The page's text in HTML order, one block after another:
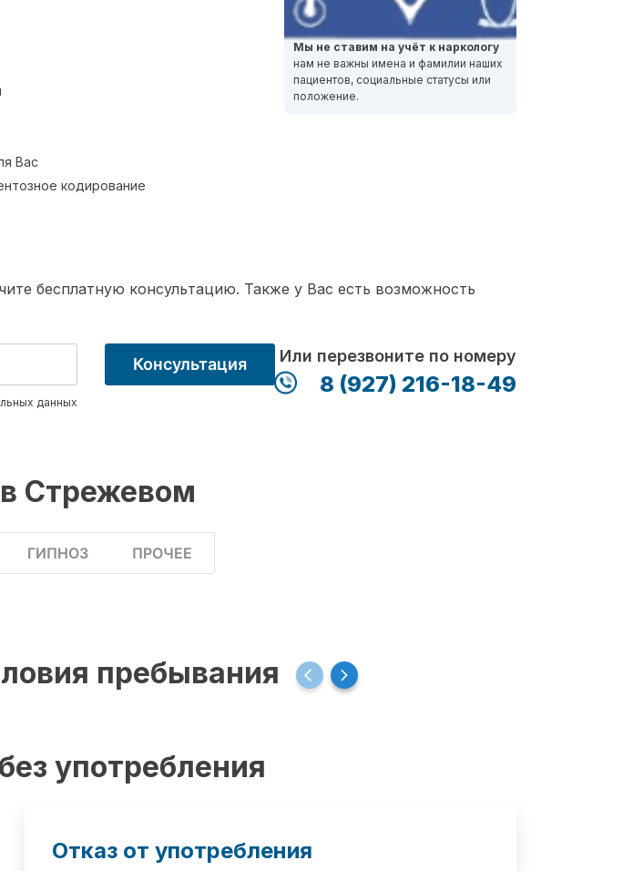
Вас
кодирование
Мы не ставим на учёт к наркологу
нам не важны имена и фамилии наших
пациентов, социальные статусы или
положение.
бесплатную консультацию. Также у Вас есть возможность
данных
Консультация Или перезвоните по номеру
8 (927) 216-18-49
Стрежевом
ГИПНОЗ ПРОЧЕЕ
пребывания
употребления
Отказ от употребления